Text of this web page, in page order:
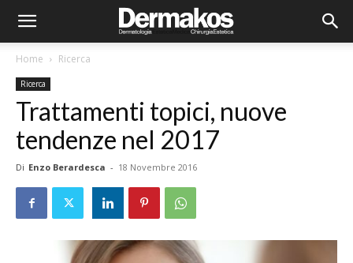
Home Ricerca
Ricerca
Trattamenti topici, nuove
tendenze nel 2017
Di Enzo Berardesca - 18 Novembre 2016